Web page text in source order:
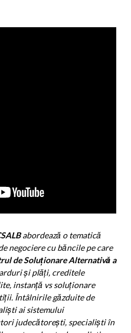
abordează o tematică
negociere cu băncile pe care
de Soluționare Alternativă a
și plăți, creditele
instanță vs soluționare
Întâlnirile găzduite de
ai sistemului
judecătorești, specialiști în